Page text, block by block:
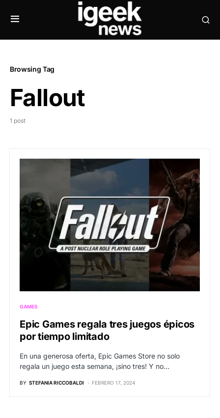
Browsing Tag
Fallout
1 post
GAMES
Epic Games regala tres juegos épicos
por tiempo limitado
En una generosa oferta, Epic Games Store no solo
regala un juego esta semana, ¡sino tres! Y no…
BY STEFANIA RICCOBALDI FEBRERO 17, 2024